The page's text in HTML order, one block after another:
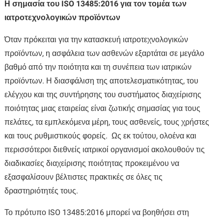
Η σημασία του ISO 13485:2016 για τον τομέα των
ιατροτεχνολογικών προϊόντων
Όταν πρόκειται για την κατασκευή ιατροτεχνολογικών
προϊόντων, η ασφάλεια των ασθενών εξαρτάται σε μεγάλο
βαθμό από την ποιότητα και τη συνέπεια των ιατρικών
προϊόντων. Η διασφάλιση της αποτελεσματικότητας, του
ελέγχου και της συντήρησης του συστήματος διαχείρισης
ποιότητας μιας εταιρείας είναι ζωτικής σημασίας για τους
πελάτες, τα εμπλεκόμενα μέρη, τους ασθενείς, τους χρήστες
και τους ρυθμιστικούς φορείς. Ως εκ τούτου, ολοένα και
περισσότεροι διεθνείς ιατρικοί οργανισμοί ακολουθούν τις
διαδικασίες διαχείρισης ποιότητας προκειμένου να
εξασφαλίσουν βέλτιστες πρακτικές σε όλες τις
δραστηριότητές τους.
Το πρότυπο ISO 13485:2016 μπορεί να βοηθήσει στη